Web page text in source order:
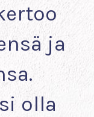
ja
olla